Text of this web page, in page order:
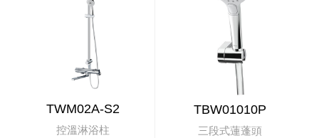
TWM02A-S2
控溫淋浴柱
TBW01010P
三段式蓮蓬頭